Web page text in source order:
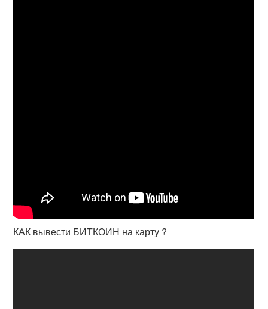
КАК вывести БИТКОИН на карту ?